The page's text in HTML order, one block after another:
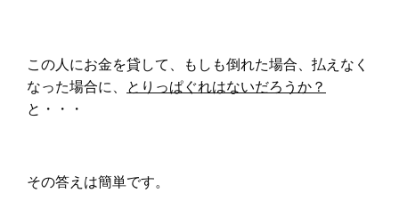
この人にお金を貸して、もしも倒れた場合、払えなく
なった場合に、
とりっぱぐれはないだろうか？
と・・・
その答えは簡単です。